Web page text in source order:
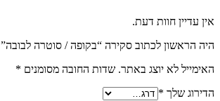
אין עדיין חוות דעת.
היה הראשון לכתוב סקירה “בקופה / סוטרה לבובה”
האימייל לא יוצג באתר. שדות החובה מסומנים *
הדירוג שלך *